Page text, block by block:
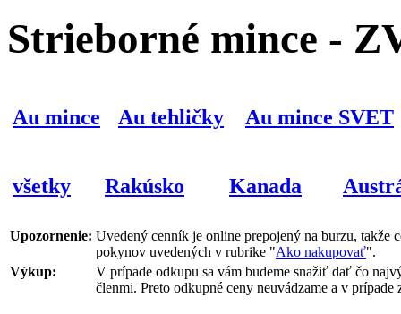
Strieborné mince -
Au mince Au tehličky Au mince SVET
všetky Rakúsko Kanada
Upozornenie: Uvedený cenník je online prepojený na burzu, takže
pokynov uvedených v rubrike "Ako nakupovať".
Výkup:
V prípade odkupu sa vám budeme snažiť dať čo
členmi. Preto odkupné ceny neuvádzame a v